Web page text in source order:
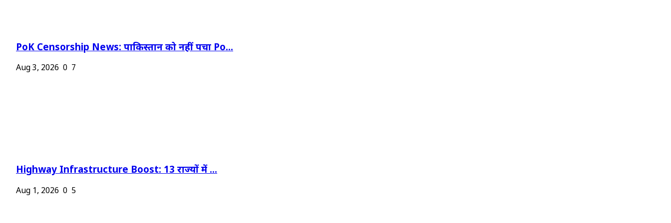
PoK Censorship News: पाकिस्तान को नहीं पचा Po...
Aug 3, 2026 0 7
Highway Infrastructure Boost: 13 राज्यों में ...
Aug 1, 2026 0 5